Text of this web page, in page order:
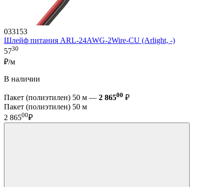
033153
Шлейф питания ARL-24AWG-2Wire-CU (Arlight, -)
5730
₽/м
В наличии
Пакет (полиэтилен) 50 м — 2 86500 ₽
Пакет (полиэтилен) 50 м
2 86500₽